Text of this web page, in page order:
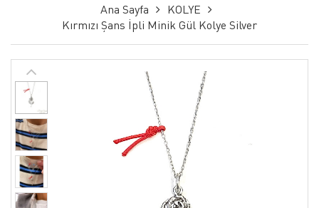
Ana Sayfa
KOLYE
Kırmızı Şans İpli Minik Gül Kolye Silver